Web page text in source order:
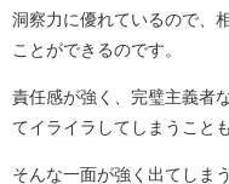
洞察力に優れているので、
ことができるのです。
責任感が強く、完璧主義者
てイライラしてしまうことも
そんな一面が強く出てしま